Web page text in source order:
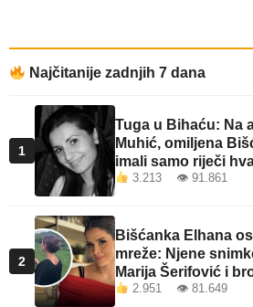
Najčitanije zadnjih 7 dana
1
Tuga u Bihaću: Na
Muhić, omiljena
imali samo riječi
3.213 👁 91.861
2
Bišćanka Elhana
mreže: Njene
Marija Šerifović i
2.951 👁 81.649